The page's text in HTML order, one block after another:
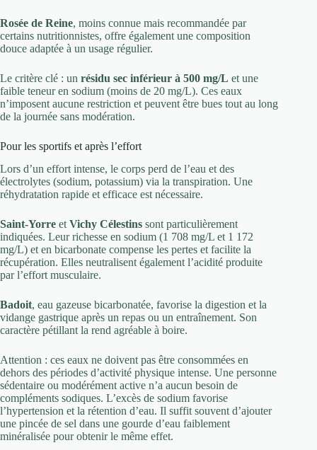
Rosée de Reine, moins connue mais recommandée par
certains nutritionnistes, offre également une composition
douce adaptée à un usage régulier.
Le critère clé : un résidu sec inférieur à 500 mg/L et une
faible teneur en sodium (moins de 20 mg/L). Ces eaux
n’imposent aucune restriction et peuvent être bues tout au long
de la journée sans modération.
Pour les sportifs et après l’effort
Lors d’un effort intense, le corps perd de l’eau et des
électrolytes (sodium, potassium) via la transpiration. Une
réhydratation rapide et efficace est nécessaire.
Saint-Yorre etVichy Célestins sont particulièrement
indiquées. Leur richesse en sodium (1 708 mg/L et 1 172
mg/L) et en bicarbonate compense les pertes et facilite la
récupération. Elles neutralisent également l’acidité produite
par l’effort musculaire.
Badoit, eau gazeuse bicarbonatée, favorise la digestion et la
vidange gastrique après un repas ou un entraînement. Son
caractère pétillant la rend agréable à boire.
Attention : ces eaux ne doivent pas être consommées en
dehors des périodes d’activité physique intense. Une personne
sédentaire ou modérément active n’a aucun besoin de
compléments sodiques. L’excès de sodium favorise
l’hypertension et la rétention d’eau. Il suffit souvent d’ajouter
une pincée de sel dans une gourde d’eau faiblement
minéralisée pour obtenir le même effet.